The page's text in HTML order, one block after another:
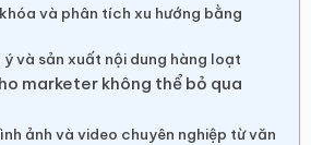
và phân tích xu hướng bằng
ý và sản xuất nội dung hàng loạt
marketer không thể bỏ qua
ảnh và video chuyên nghiệp từ văn